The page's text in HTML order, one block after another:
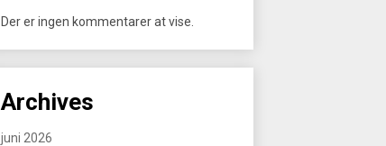
Der er ingen kommentarer at vise.
Archives
juni 2026